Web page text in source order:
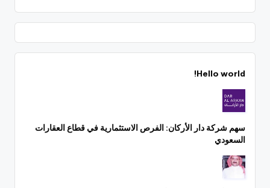
Hello world!
سهم شركة دار الأركان: الفرص الاستثمارية في قطاع العقارات
السعودي